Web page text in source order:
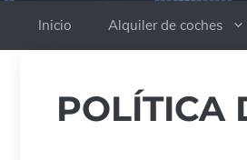
Inicio Alquiler de coches
POLÍTICA